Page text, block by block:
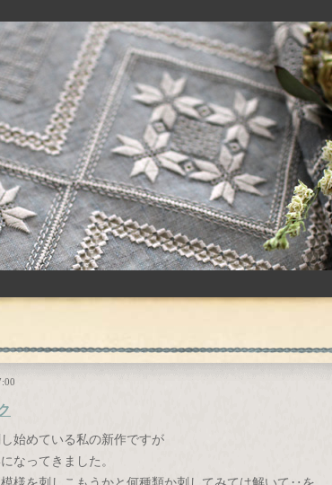
始めている私の新作ですが
なってきました。